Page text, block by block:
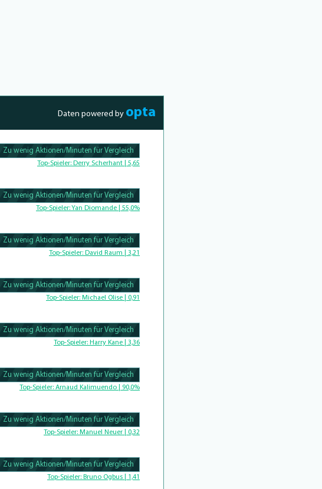
Daten powered by opta
100.47619047619% Complete
Zu wenig Aktionen/Minuten für Vergleich
Top-Spieler: Derry Scherhant | 5,65
100.46296296296% Complete
Zu wenig Aktionen/Minuten für Vergleich
Top-Spieler:Yan Diomande | 55,0%
100.4329004329% Complete
Zu wenig Aktionen/Minuten für Vergleich
Top-Spieler: David Raum | 3,21
100.625% Complete
Zu wenig Aktionen/Minuten für Vergleich
Top-Spieler: Michael Olise | 0,91
100.46296296296% Complete
Zu wenig Aktionen/Minuten für Vergleich
Top-Spieler: Harry Kane | 3,36
100.42735042735% Complete
Zu wenig Aktionen/Minuten für Vergleich
Top-Spieler: Arnaud Kalimuendo | 90,0%
100.56497175141% Complete
Zu wenig Aktionen/Minuten für Vergleich
Top-Spieler: Manuel Neuer | 0,32
100.46728971963% Complete
Zu wenig Aktionen/Minuten für Vergleich
Top-Spieler: Bruno Ogbus | 1,41